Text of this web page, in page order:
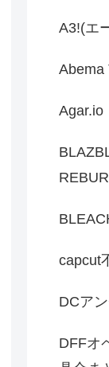
A3!(エ
Abema
Agar.io
capcut
DCア
DFFオ